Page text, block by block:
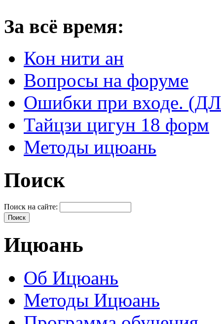
За всё время:
Кон нити ан
Вопросы на форуме
Ошибки при входе.
Тайцзи цигун 18 форм
Методы ицюань
Поиск
Поиск на сайте:
Ицюань
Об Ицюань
Методы Ицюань